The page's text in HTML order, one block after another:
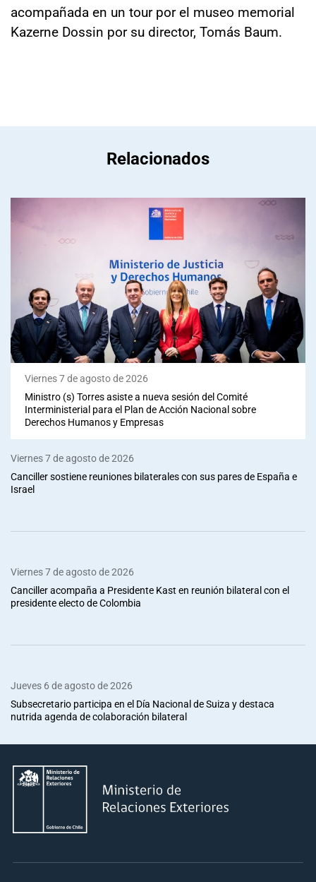
acompañada en un tour por el museo memorial
Kazerne Dossin por su director, Tomás Baum.
Relacionados
Viernes 7 de agosto de 2026
Ministro (s) Torres asiste a nueva sesión del Comité
Interministerial para el Plan de Acción Nacional sobre
Derechos Humanos y Empresas
Viernes 7 de agosto de 2026
Canciller sostiene reuniones bilaterales con sus pares de España e
Israel
Viernes 7 de agosto de 2026
Canciller acompaña a Presidente Kast en reunión bilateral con el
presidente electo de Colombia
Jueves 6 de agosto de 2026
Subsecretario participa en el Día Nacional de Suiza y destaca
nutrida agenda de colaboración bilateral